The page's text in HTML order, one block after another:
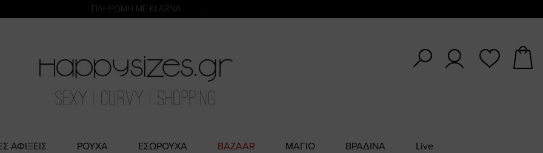
ΠΛΗΡΩΜΗ ΜΕ KLARNA
ΑΜΕΣΗ ΠΑΡΑΔΟΣΗ ΜΕ ACS ΚΑΙ ΓΕΝΙΚΗ ΤΑΧΥΔΡΟΜΙΚΉ
ΑΦΙΞΕΙΣ ΡΟΥΧΑ ΕΣΩΡΟΥΧΑ BAZAAR ΜΑΓΙΟ ΒΡΑΔΙΝΑ Live